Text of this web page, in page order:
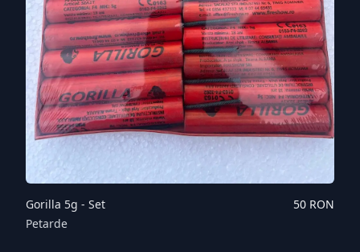
Gorilla 5g - Set
Petarde
50 RON